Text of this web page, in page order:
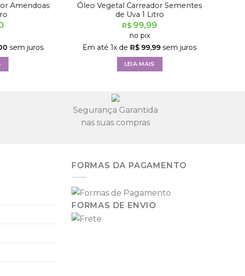
Amendoas
sem juros
Óleo Vegetal Carreador Sementes
de Uva 1 Litro
R$ 99,99
no pix
Em até1x de R$ 99,99 sem juros
LEIA MAIS
Segurança Garantida
nas suas compras
FORMAS DA PAGAMENTO
FORMAS DE ENVIO